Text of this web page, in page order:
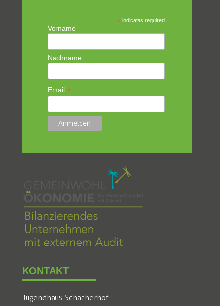
* indicates required
Vorname
Nachname
Email*
KONTAKT
Jugendhaus Schacherhof